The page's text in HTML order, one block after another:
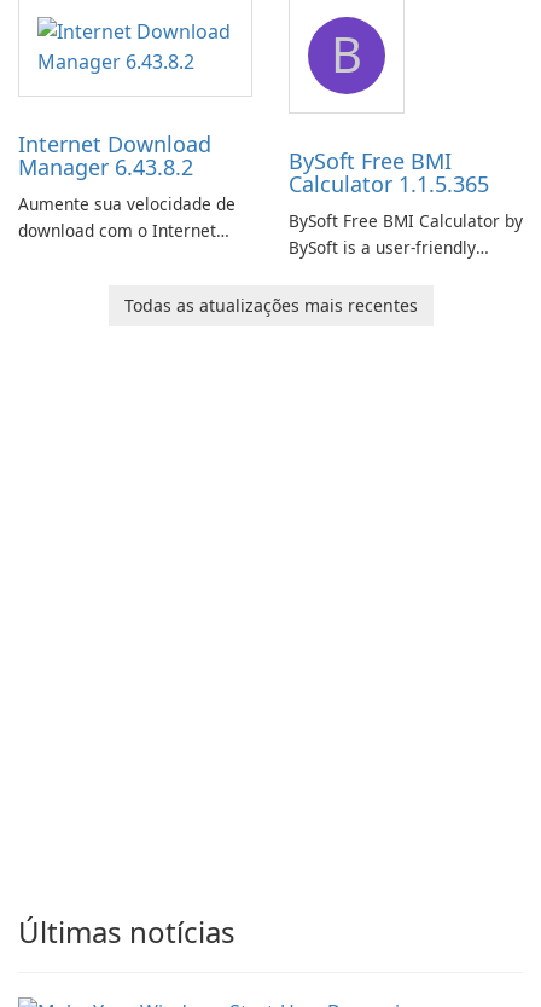
application designed to
monitor your internet
connection and provide real-
time insights into its
designed to help businesses
effectively manage their
network infrastructure.
Internet Download
Manager 6.43.8.2
Aumente sua velocidade de
download com o Internet
B
BySoft Free BMI
Calculator 1.1.5.365
BySoft Free BMI Calculator by
BySoft is a user-friendly
designed to help you
Todas as atualizações mais recentes
Últimas notícias